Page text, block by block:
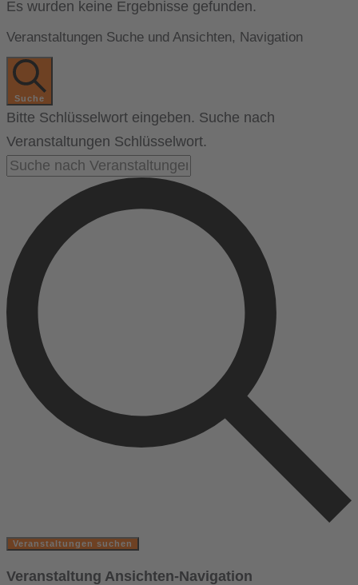
Es wurden keine Ergebnisse gefunden.
Veranstaltungen Suche und Ansichten, Navigation
Suche
Bitte Schlüsselwort eingeben. Suche nach
Veranstaltungen Schlüsselwort.
Veranstaltungen suchen
Veranstaltung Ansichten-Navigation